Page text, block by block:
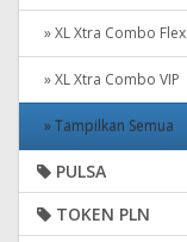
» XL Xtra Combo Flex
» XL Xtra Combo VIP
» Tampilkan Semua
PULSA
TOKEN PLN